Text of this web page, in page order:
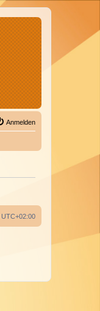
Anmelden
UTC+02:00